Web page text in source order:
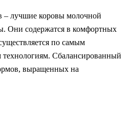
– лучшие коровы молочной
Они содержатся в комфортных
по самым
Сбалансированный
выращенных на